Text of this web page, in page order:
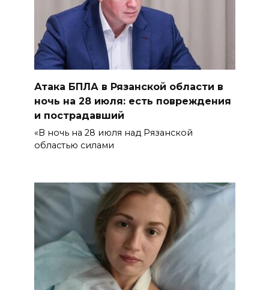
Атака БПЛА в Рязанской области в
ночь на 28 июля: есть повреждения
и пострадавший
«В ночь на 28 июля над Рязанской
областью силами